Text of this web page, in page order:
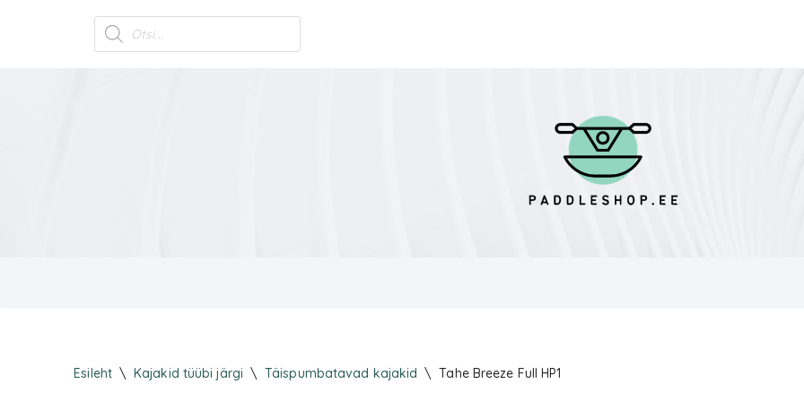
Esileht \ Kajakid tüübi järgi \ Täispumbatavad kajakid \ Tahe Breeze Full HP1